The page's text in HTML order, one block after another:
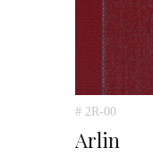
# 2R-00
Arlin